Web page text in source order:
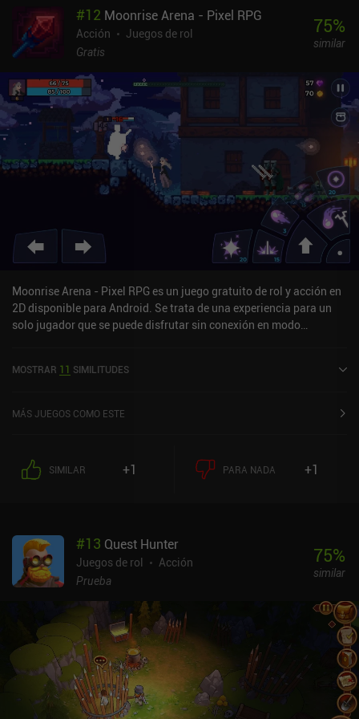
rápidamente en el repetitivo ritmo de rotación de otros juegos
gacha. Durante la exploración, colocamos plataformas mineras,
construimos tirolinas para viajar rápido y torres de transmisión
edificios de otros jugadores también aparecen ocasionalmente en
nuestro mundo. Pero aparte de eso, la exploración deja mucho que
desear. Desde el punto de vista técnico, el juego es cine absoluto.
Arquitecturas elegantes, paisajes que parecen vivos, diseños de
personajes únicos y una interfaz de usuario futurista: los efectos
visuales son simplemente magníficos. Por desgracia, Endfield
adolece de demasiados tutoriales que interrumpen el juego. El
combate y la exploración también parecen demasiado
superficiales, aunque el juego sigue estando en mejor estado que
Genshin y WW en su lanzamiento. De lo único que no tengo queja
es de la gestión de las fábricas. Es una gran mecánica básica,
aunque muy simplificada en comparación con los juegos de
construcción de fábricas puros. Los personajes y las armas se
desbloquean mediante un banner gacha que utiliza una moneda
premium que también ganamos con el juego. Por suerte, hay un
sistema de recompensas, y el desarrollador es conocido por ser
para la moneda, un pase de temporada y suscripciones mensuales.
#12 Moonrise Arena - Pixel RPG
Acción
Juegos de rol
Gratis
75%
similar
Moonrise Arena - Pixel RPG es un juego gratuito de rol y acción en
2D disponible para Android. Se trata de una experiencia para un
solo jugador que se puede disfrutar sin conexión en modo
Play.
MOSTRAR 11 SIMILITUDES
MÁS JUEGOS COMO ESTE
SIMILAR +1 PARA NADA +1
#13 Quest Hunter
Juegos de rol
Acción
Prueba
75%
similar